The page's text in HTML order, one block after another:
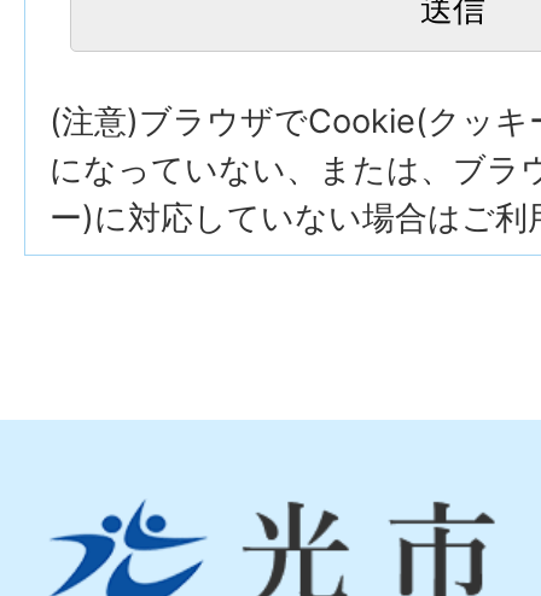
(注意)ブラウザでCookie(クッキ
になっていない、または、ブラ
ー)に対応していない場合はご利
市